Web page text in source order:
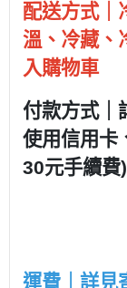
配送方式｜
溫、冷藏、
入購物車
付款方式｜
使用信用卡
30元手續費
運費｜詳見